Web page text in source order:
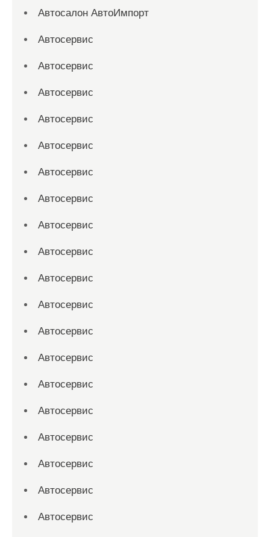
Автосалон АвтоИмпорт
Автосервис
Автосервис
Автосервис
Автосервис
Автосервис
Автосервис
Автосервис
Автосервис
Автосервис
Автосервис
Автосервис
Автосервис
Автосервис
Автосервис
Автосервис
Автосервис
Автосервис
Автосервис
Автосервис